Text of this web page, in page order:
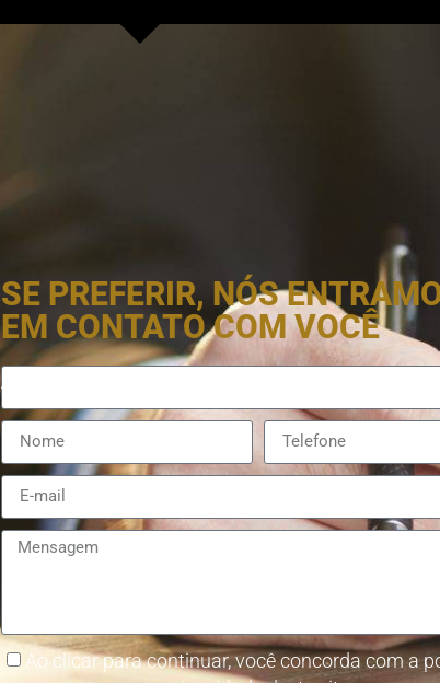
SE PREFERIR, NÓS
EM CONTATO COM VOCÊ
Ao clicar para continuar, você concorda com a